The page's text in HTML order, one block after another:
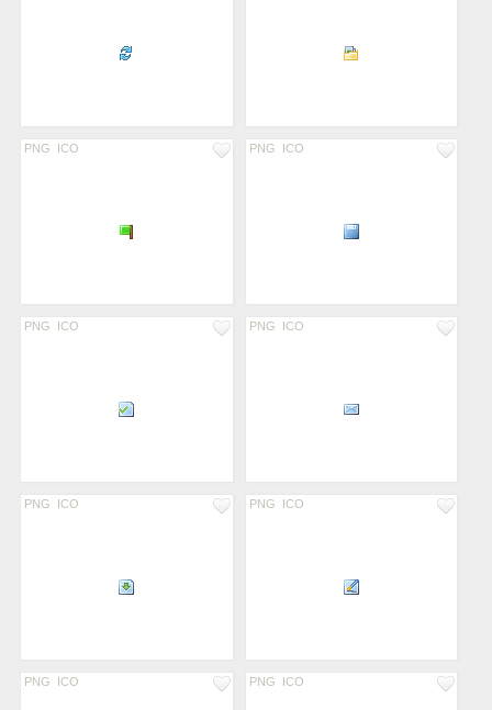
PNG ICO PNG ICO
PNG ICO PNG ICO
PNG ICO PNG ICO
PNG ICO PNG ICO